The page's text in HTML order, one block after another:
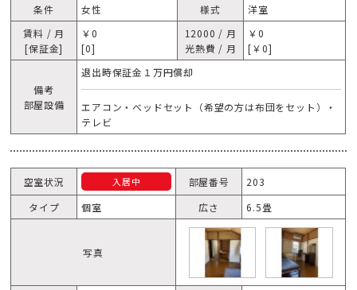
条件 女性 様式
洋室
賃料 / 月
[保証金]
￥0
[0]
12000 / 月
光熱費 / 月
￥0
[￥0]
備考
部屋設備
退出時保証金１万円償却
エアコン・ベッドセット（希望の方は布団をセット）・
テレビ
空室状況 入居中 部屋番号
203
タイプ
個室 広さ 6.5畳
写真